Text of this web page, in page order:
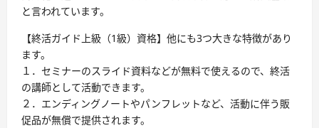
と言われています。
【終活ガイド上級（1級）資格】他にも3つ大きな特徴があり
ます。
１．セミナーのスライド資料などが無料で使えるので、終活
の講師として活動できます。
２．エンディングノートやパンフレットなど、活動に伴う販
促品が無償で提供されます。